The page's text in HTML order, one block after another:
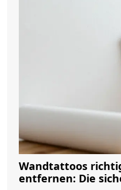
Wandtattoos
entfernen: Die